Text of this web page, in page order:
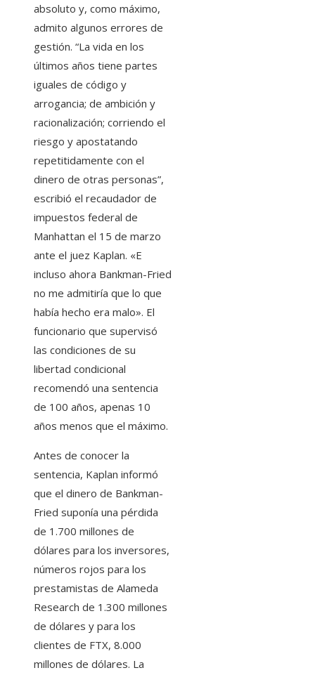
absoluto y, como máximo,
admito algunos errores de
gestión. “La vida en los
últimos años tiene partes
iguales de código y
arrogancia; de ambición y
racionalización; corriendo el
riesgo y apostatando
repetitidamente con el
dinero de otras personas”,
escribió el recaudador de
impuestos federal de
Manhattan el 15 de marzo
ante el juez Kaplan. «E
incluso ahora Bankman-Fried
no me admitiría que lo que
había hecho era malo». El
funcionario que supervisó
las condiciones de su
libertad condicional
recomendó una sentencia
de 100 años, apenas 10
años menos que el máximo.
Antes de conocer la
sentencia, Kaplan informó
que el dinero de Bankman-
Fried suponía una pérdida
de 1.700 millones de
dólares para los inversores,
números rojos para los
prestamistas de Alameda
Research de 1.300 millones
de dólares y para los
clientes de FTX, 8.000
millones de dólares. La